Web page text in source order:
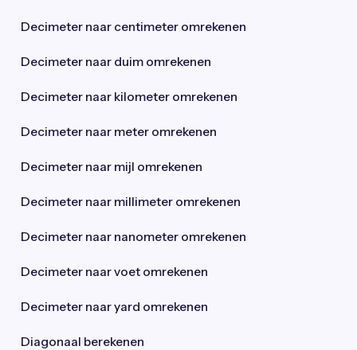
Decimeter naar centimeter omrekenen
Decimeter naar duim omrekenen
Decimeter naar kilometer omrekenen
Decimeter naar meter omrekenen
Decimeter naar mijl omrekenen
Decimeter naar millimeter omrekenen
Decimeter naar nanometer omrekenen
Decimeter naar voet omrekenen
Decimeter naar yard omrekenen
Diagonaal berekenen